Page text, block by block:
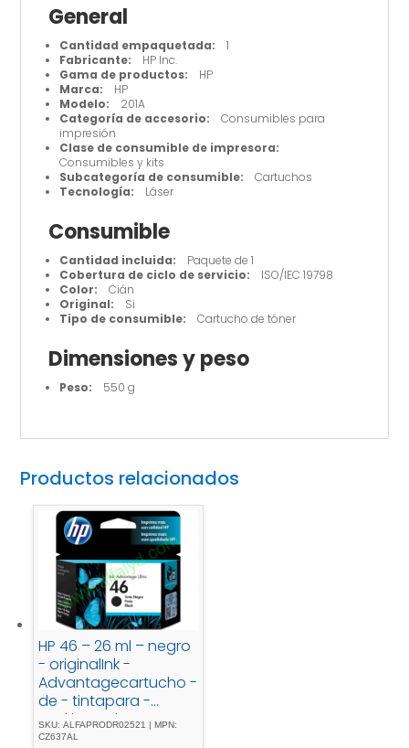
General
Cantidad empaquetada: 1
Fabricante: HP Inc.
Gama de productos: HP
Marca: HP
Modelo: 201A
Categoría de accesorio: Consumibles para
impresión
Clase de consumible de impresora:
Consumibles y kits
Subcategoría de consumible: Cartuchos
Tecnología: Láser
Consumible
Cantidad incluida: Paquete de 1
Cobertura de ciclo de servicio: ISO/IEC 19798
Color: Cián
Original: Si
Tipo de consumible: Cartucho de tóner
Dimensiones y peso
Peso: 550 g
Productos relacionados
HP 46 – 26 ml – negro
- originalInk -
Advantagecartucho -
de - tintapara -
Deskjet - Ink -
Advantage - Ultra -
SKU: ALFAPRODR02521 | MPN:
CZ637AL